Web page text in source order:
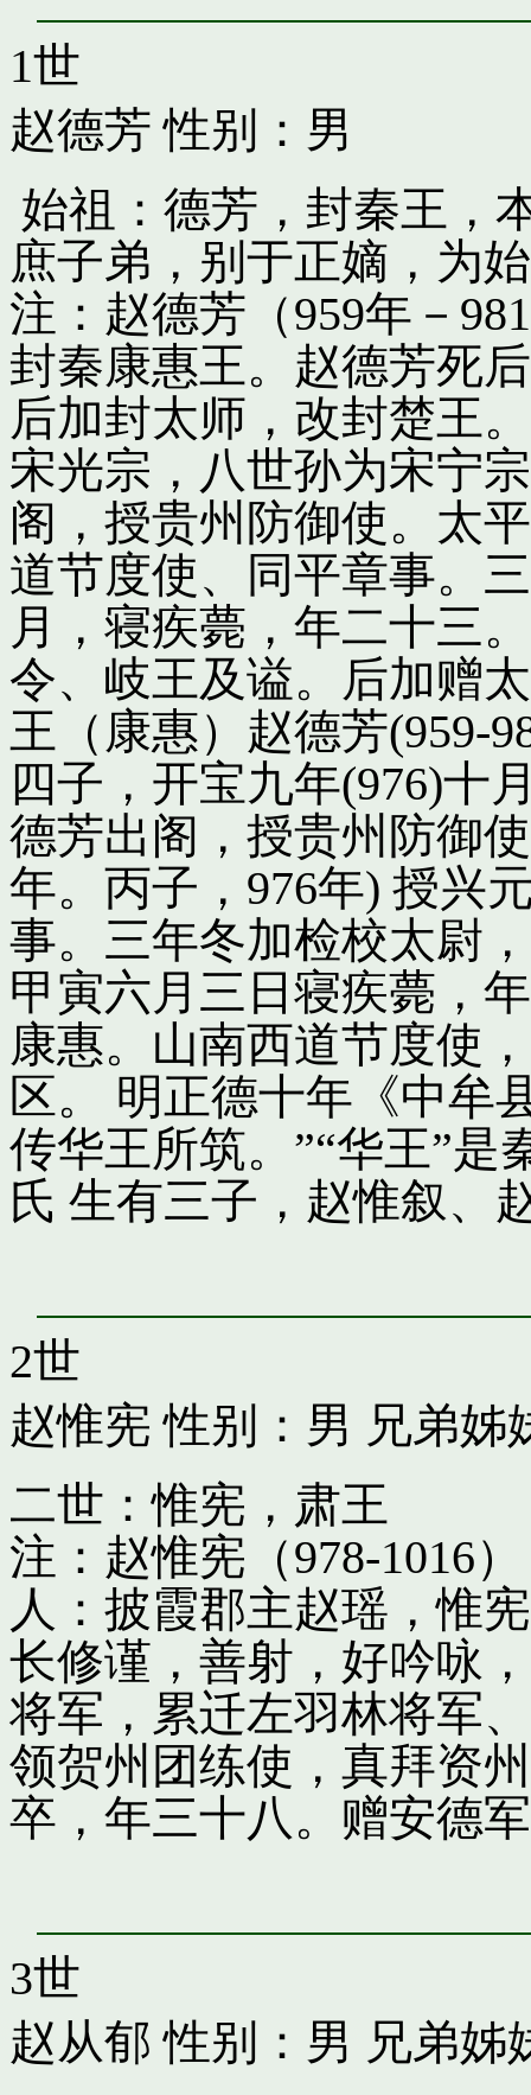
1世
赵德芳 性别：男
始祖：德芳，封秦王，
庶子弟，别于正嫡，为
注：赵德芳（959年－
封秦康惠王。赵德芳死
后加封太师，改封楚王
宋光宗，八世孙为宋宁
阁，授贵州防御使。太
道节度使、同平章事。
月，寝疾薨，年二十三
令、岐王及谥。后加赠
王（康惠）赵德芳(959-
四子，开宝九年(976)十
德芳出阁，授贵州防御
年。丙子，976年) 授兴
事。三年冬加检校太尉
甲寅六月三日寝疾薨，
康惠。山南西道节度使
区。 明正德十年《中牟
传华王所筑。”“华王”是
氏 生有三子，赵惟叙、
2世
赵惟宪 性别：男 兄弟姊
二世：惟宪，肃王
注：赵惟宪（978-1016
人：披霞郡主赵瑶，惟
长修谨，善射，好吟咏
将军，累迁左羽林将军
领贺州团练使，真拜资
卒，年三十八。赠安德
3世
赵从郁 性别：男 兄弟姊